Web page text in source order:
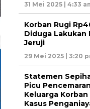
31 Mei 2025 | 4:33
Korban Rugi
Diduga Lakukan
Jeruji
29 Mei 2025 | 3:20
Statemen
Picu
Keluarga
Kasus